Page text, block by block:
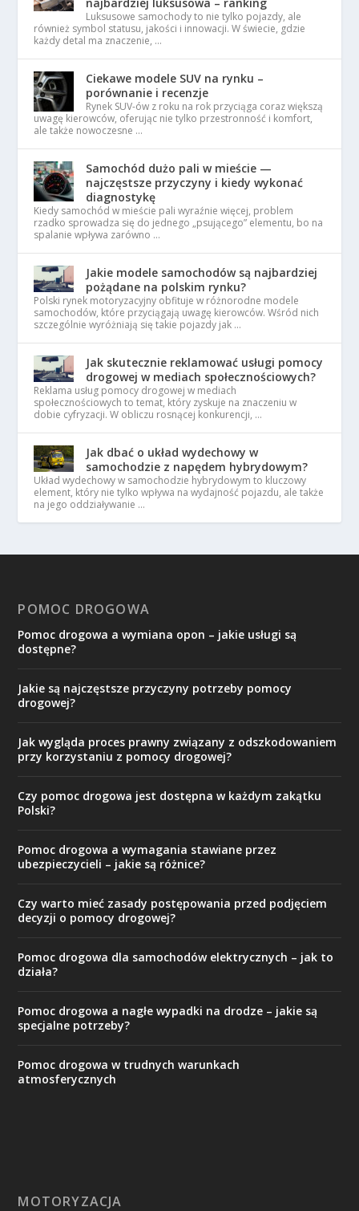
Luksusowe samochody to nie tylko pojazdy, ale
również symbol statusu, jakości i innowacji. W świecie, gdzie
każdy detal ma znaczenie, …
Ciekawe modele SUV na rynku –
porównanie i recenzje
Rynek SUV-ów z roku na rok przyciąga coraz większą
uwagę kierowców, oferując nie tylko przestronność i komfort,
ale także nowoczesne …
Samochód dużo pali w mieście —
najczęstsze przyczyny i kiedy wykonać
diagnostykę
Kiedy samochód w mieście pali wyraźnie więcej, problem
rzadko sprowadza się do jednego „psującego” elementu, bo na
spalanie wpływa zarówno …
Jakie modele samochodów są najbardziej
pożądane na polskim rynku?
Polski rynek motoryzacyjny obfituje w różnorodne modele
samochodów, które przyciągają uwagę kierowców. Wśród nich
szczególnie wyróżniają się takie pojazdy jak …
Jak skutecznie reklamować usługi pomocy
drogowej w mediach społecznościowych?
Reklama usług pomocy drogowej w mediach
społecznościowych to temat, który zyskuje na znaczeniu w
dobie cyfryzacji. W obliczu rosnącej konkurencji, …
Jak dbać o układ wydechowy w
samochodzie z napędem hybrydowym?
Układ wydechowy w samochodzie hybrydowym to kluczowy
element, który nie tylko wpływa na wydajność pojazdu, ale także
na jego oddziaływanie …
POMOC DROGOWA
Pomoc drogowa a wymiana opon – jakie usługi są
dostępne?
Jakie są najczęstsze przyczyny potrzeby pomocy
drogowej?
Jak wygląda proces prawny związany z odszkodowaniem
przy korzystaniu z pomocy drogowej?
Czy pomoc drogowa jest dostępna w każdym zakątku
Polski?
Pomoc drogowa a wymagania stawiane przez
ubezpieczycieli – jakie są różnice?
Czy warto mieć zasady postępowania przed podjęciem
decyzji o pomocy drogowej?
Pomoc drogowa dla samochodów elektrycznych – jak to
działa?
Pomoc drogowa a nagłe wypadki na drodze – jakie są
specjalne potrzeby?
Pomoc drogowa w trudnych warunkach
atmosferycznych
MOTORYZACJA